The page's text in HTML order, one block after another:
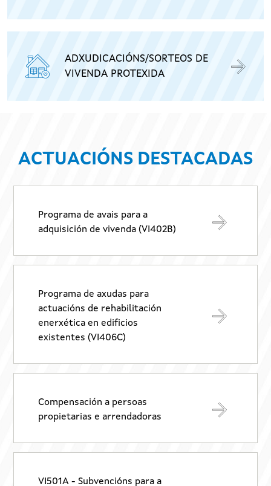
ADXUDICACIÓNS/SORTEOS DE
VIVENDA PROTEXIDA
ACTUACIÓNS DESTACADAS
Programa de avais para a
adquisición de vivenda (VI402B)
Programa de axudas para
actuacións de rehabilitación
enerxética en edificios
existentes (VI406C)
Compensación a persoas
propietarias e arrendadoras
VI501A - Subvencións para a